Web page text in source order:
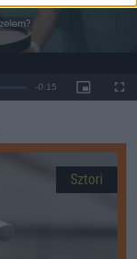
Sztori